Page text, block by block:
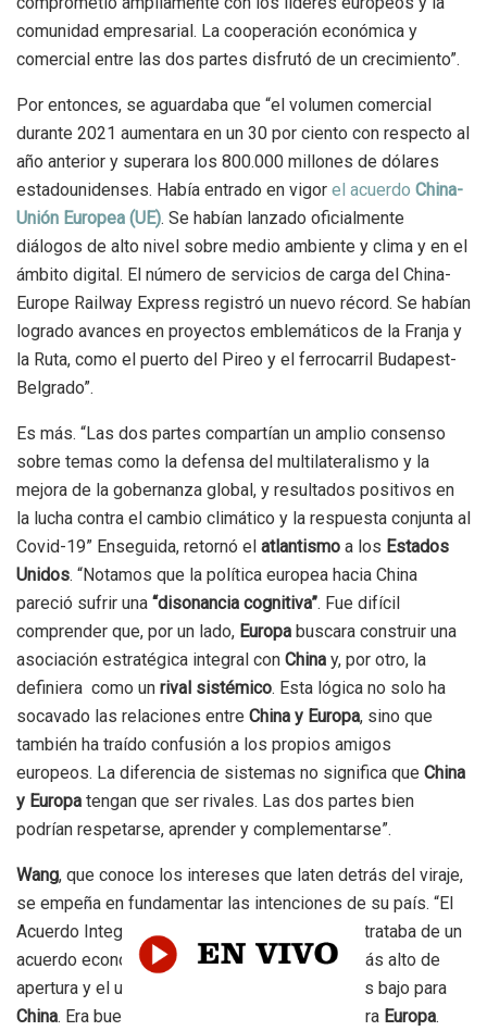
comunidad empresarial. La cooperación económica y
comercial entre las dos partes disfrutó de un crecimiento”.
Por entonces, se aguardaba que “el volumen comercial
durante 2021 aumentara en un 30 por ciento con respecto al
año anterior y superara los 800.000 millones de dólares
estadounidenses. Había entrado en vigor el acuerdo China-
Unión Europea (UE). Se habían lanzado oficialmente
diálogos de alto nivel sobre medio ambiente y clima y en el
ámbito digital. El número de servicios de carga del China-
Europe Railway Express registró un nuevo récord. Se habían
logrado avances en proyectos emblemáticos de la Franja y
la Ruta, como el puerto del Pireo y el ferrocarril Budapest-
Belgrado”.
Es más. “Las dos partes compartían un amplio consenso
sobre temas como la defensa del multilateralismo y la
mejora de la gobernanza global, y resultados positivos en
la lucha contra el cambio climático y la respuesta conjunta al
Covid-19” Enseguida, retornó el atlantismo a los Estados
Unidos. “Notamos que la política europea hacia China
pareció sufrir una “disonancia cognitiva”. Fue difícil
comprender que, por un lado, Europa buscara construir una
asociación estratégica integral con China y, por otro, la
definiera como un rival sistémico. Esta lógica no solo ha
socavado las relaciones entre China y Europa, sino que
también ha traído confusión a los propios amigos
europeos. La diferencia de sistemas no significa que China
y Europa tengan que ser rivales. Las dos partes bien
podrían respetarse, aprender y complementarse”.
Wang, que conoce los intereses que laten detrás del viraje,
se empeña en fundamentar las intenciones de su país. “El
Acuerdo Integral de Inversiones
, se trataba de un
acuerdo económico y comercial con el nivel más alto de
apertura y el umbral de acceso al mercado más bajo para
China. Era bueno para e incluso mejor para Europa.